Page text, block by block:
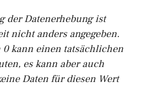
der Datenerhebung ist
nicht anders angegeben.
0 kann einen tatsächlichen
es kann aber auch
Daten für diesen Wert